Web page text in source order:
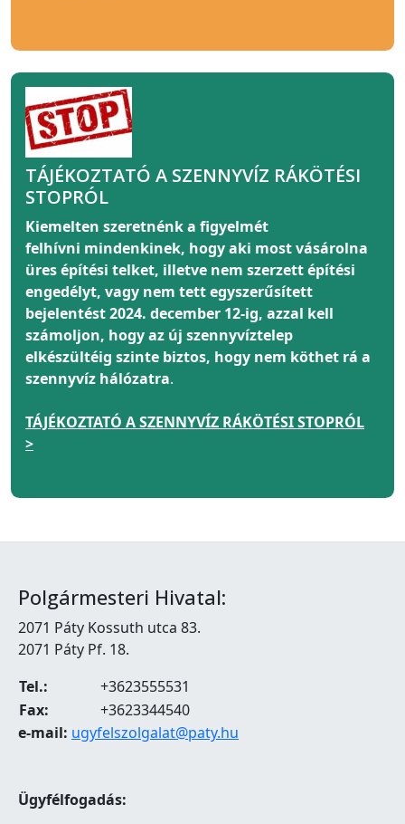
TÁJÉKOZTATÓ A SZENNYVÍZ RÁKÖTÉSI
STOPRÓL
Kiemelten szeretnénk a figyelmét
felhívni mindenkinek, hogy aki most vásárolna
üres építési telket, illetve nem szerzett építési
engedélyt, vagy nem tett egyszerűsített
bejelentést 2024. december 12-ig, azzal kell
számoljon, hogy az új szennyvíztelep
elkészültéig szinte biztos, hogy nem köthet rá a
szennyvíz hálózatra.
TÁJÉKOZTATÓ A SZENNYVÍZ RÁKÖTÉSI STOPRÓL
>
Polgármesteri Hivatal:
2071 Páty Kossuth utca 83.
2071 Páty Pf. 18.
Tel.:
+3623555531
Fax:
+3623344540
e-mail: ugyfelszolgalat@paty.hu
Ügyfélfogadás: